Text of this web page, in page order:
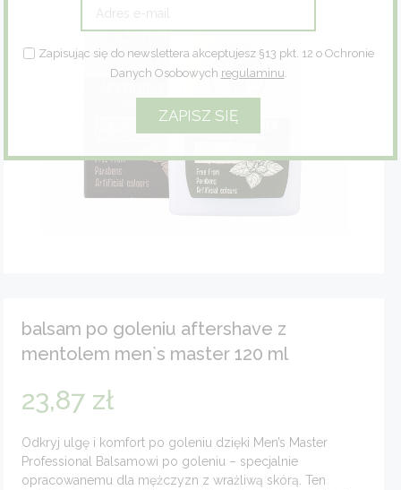
balsam po goleniu aftershave z
mentolem men`s master 120 ml
23,87 zł
Odkryj ulgę i komfort po goleniu dzięki Men’s Master
Professional Balsamowi po goleniu – specjalnie
opracowanemu dla mężczyzn z wrażliwą skórą. Ten
Zapisując się do newslettera akceptujesz §13 pkt. 12 o Ochronie
Danych Osobowych regulaminu
Eco dom